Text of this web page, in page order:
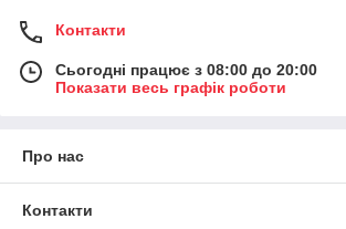
Контакти
Сьогодні працює з 08:00 до 20:00
Показати весь графік роботи
Про нас
Контакти